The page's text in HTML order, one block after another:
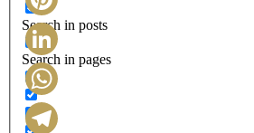
Search in posts
Search in pages
Pinterest
LinkedIn
WhatsApp